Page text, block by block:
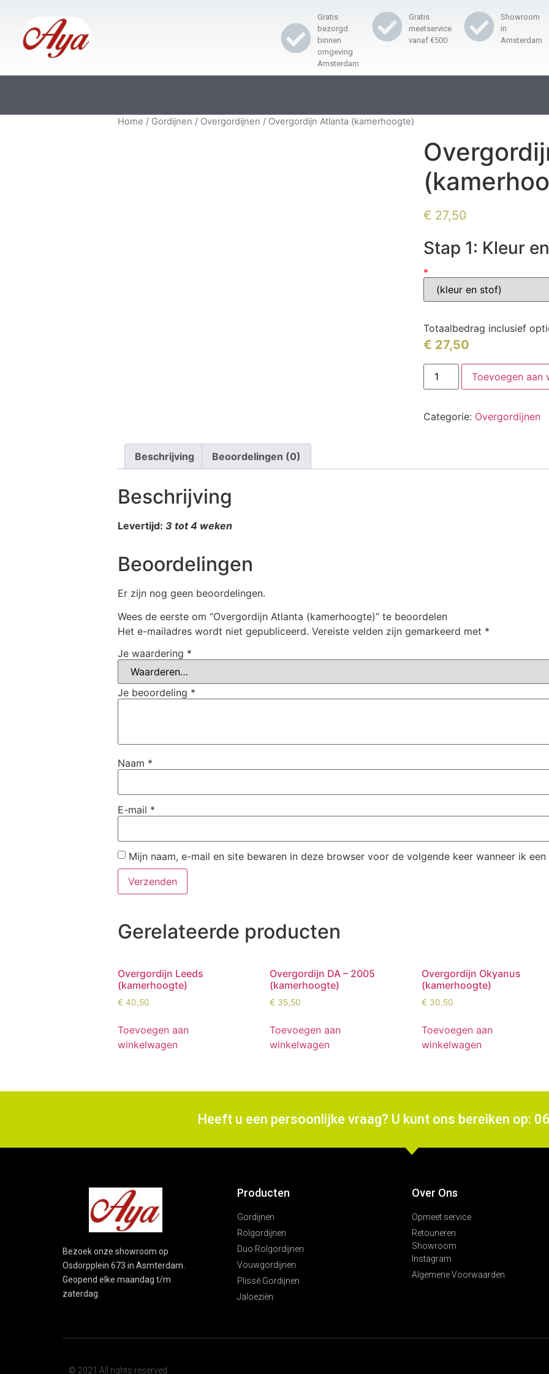
Gratis
bezorgd
binnen
omgeving
Amsterdam
Gratis
meetservice
vanaf €500
Showroom
in
Amsterdam
Home / Gordijnen / Overgordijnen / Overgordijn Atlanta (kamerhoogte)
€ 27,50
Stap 1: Kleur
*
Totaalbedrag inclusief
€ 27,50
Toevoegen aan
Categorie: Overgordijnen
Beschrijving Beoordelingen (0)
Beschrijving
Levertijd: 3 tot 4 weken
Beoordelingen
Er zijn nog geen beoordelingen.
Wees de eerste om “Overgordijn Atlanta (kamerhoogte)” te beoordelen
Het e-mailadres wordt niet gepubliceerd. Vereiste velden zijn gemarkeerd met *
Je waardering *
Je beoordeling *
Naam *
E-mail *
Mijn naam, e-mail en site bewaren in deze browser voor de volgende keer wanneer ik
Gerelateerde producten
Overgordijn Leeds
(kamerhoogte)
€ 40,50
Toevoegen aan
winkelwagen
Overgordijn DA – 2005
(kamerhoogte)
€ 35,50
Toevoegen aan
winkelwagen
Overgordijn Okyanus
(kamerhoogte)
€ 30,50
Toevoegen aan
winkelwagen
Heeft u een persoonlijke vraag? U kunt ons bereiken op:
Bezoek onze showroom op
Osdorpplein 673 in Asmterdam.
Geopend elke maandag t/m
zaterdag.
Producten
Gordijnen
Rolgordijnen
Duo Rolgordijnen
Vouwgordijnen
Plissé Gordijnen
Jaloeziën
Over Ons
Opmeet service
Retouneren
Showroom
Instagram
Algemene Voorwaarden
© 2021 All rights reserved